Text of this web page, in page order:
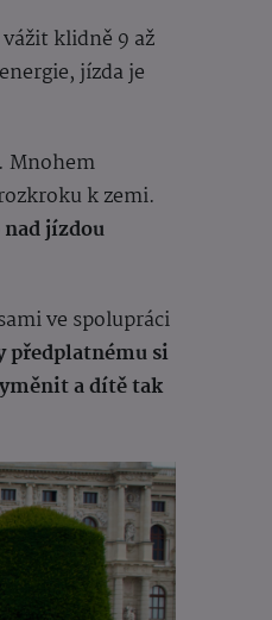
klidně 9 až
jízda je
Mnohem
k zemi.
jízdou
ve spolupráci
předplatnému si
a dítě tak